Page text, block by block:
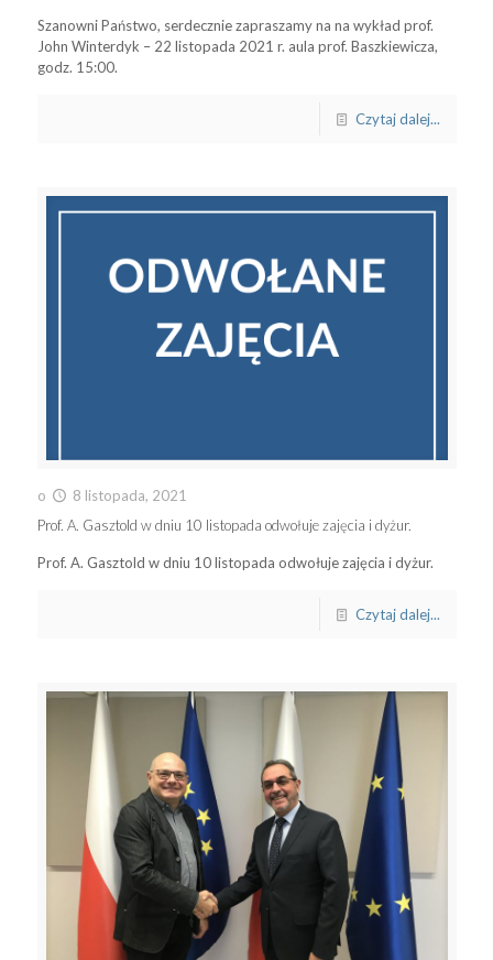
Szanowni Państwo, serdecznie zapraszamy na na wykład prof.
John Winterdyk – 22 listopada 2021 r. aula prof. Baszkiewicza,
godz. 15:00.
Czytaj dalej...
o
8 listopada, 2021
Prof. A. Gasztold w dniu 10 listopada odwołuje zajęcia i dyżur.
Prof. A. Gasztold w dniu 10 listopada odwołuje zajęcia i dyżur.
Czytaj dalej...